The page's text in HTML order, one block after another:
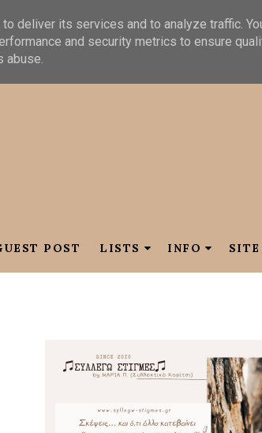
POST LISTS INFO
deliver its services and to analyze traffic.
and security metrics to ensure
abuse.